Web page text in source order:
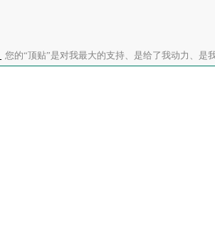
您的“顶贴”是对我最大的支持、是给了我动力、是